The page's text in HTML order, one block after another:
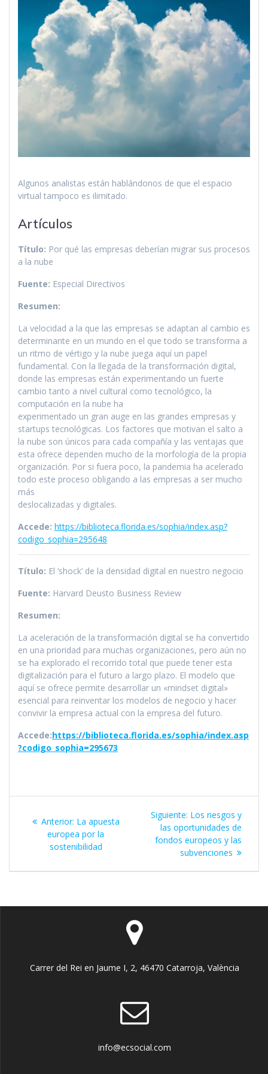
Algunos analistas están hablándonos de que el espacio
virtual tampoco es ilimitado.
Artículos
Título: Por qué las empresas deberían migrar sus procesos
a la nube
Fuente: Especial Directivos
Resumen:
La velocidad a la que las empresas se adaptan al cambio es
determinante en un mundo en el que todo se transforma a
un ritmo de vértigo y la nube juega aquí un papel
fundamental. Con la llegada de la transformación digital,
donde las empresas están experimentando un fuerte
cambio tanto a nivel cultural como tecnológico, la
computación en la nube ha
experimentado un gran auge en las grandes empresas y
startups tecnológicas. Los factores que motivan el salto a
la nube son únicos para cada compañía y las ventajas que
esta ofrece dependen mucho de la morfología de la propia
organización. Por si fuera poco, la pandemia ha acelerado
todo este proceso obligando a las empresas a ser mucho
más
deslocalizadas y digitales.
Accede: https://biblioteca.florida.es/sophia/index.asp?
codigo_sophia=295648
Título: El ‘shock’ de la densidad digital en nuestro negocio
Fuente: Harvard Deusto Business Review
Resumen:
La aceleración de la transformación digital se ha convertido
en una prioridad para muchas organizaciones, pero aún no
se ha explorado el recorrido total que puede tener esta
digitalización para el futuro a largo plazo. El modelo que
aquí se ofrece permite desarrollar un «mindset digital»
esencial para reinventar los modelos de negocio y hacer
convivir la empresa actual con la empresa del futuro.
Accede:https://biblioteca.florida.es/sophia/index.asp
?codigo_sophia=295673
entradas
Anterior: Entrada
anterior:
La apuesta
europea por la
sostenibilidad
Siguiente: Siguiente
entrada:
Los riesgos y
las oportunidades de
fondos europeos y las
subvenciones
Carrer del Rei en Jaume I, 2, 46470 Catarroja, València
info@ecsocial.com